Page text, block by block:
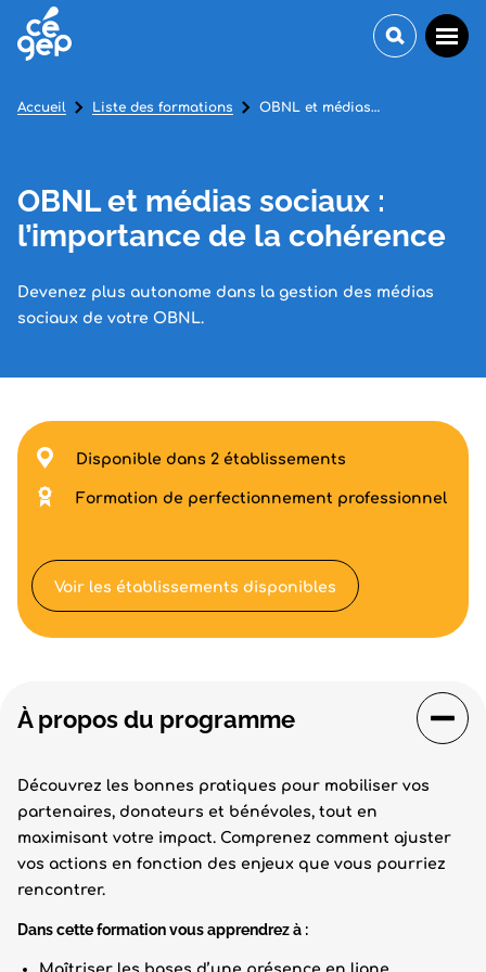
OBNL et médias sociaux :
l’importance de la cohérence
Devenez plus autonome dans la gestion des médias
sociaux de votre OBNL.
Accueil Liste des formations OBNL et médias sociaux : l’importance de la cohérence
À propos du programme
Découvrez les bonnes pratiques pour mobiliser vos
partenaires, donateurs et bénévoles, tout en
maximisant votre impact. Comprenez comment ajuster
vos actions en fonction des enjeux que vous pourriez
rencontrer.
Dans cette formation vous apprendrez à :
Disponible dans 2 établissements
Formation de perfectionnement professionnel
Voir les établissements disponibles